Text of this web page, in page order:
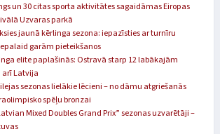
un 30 citas sporta aktivitātes sagaidāmas Eiropas
Uzvaras parkā
jaunā kērlinga sezona: iepazīsties ar turnīru
garām pieteikšanos
elite paplašinās: Ostravā starp 12 labākajām
Latvija
sezonas lielākie lēcieni – no dāmu atgriešanās
spēļu bronzai
Mixed Doubles Grand Prix” sezonas uzvarētāji –